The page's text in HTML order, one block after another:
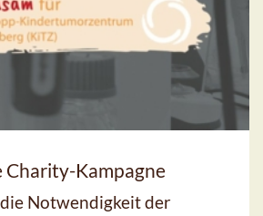
Kampagne
Notwendigkeit der